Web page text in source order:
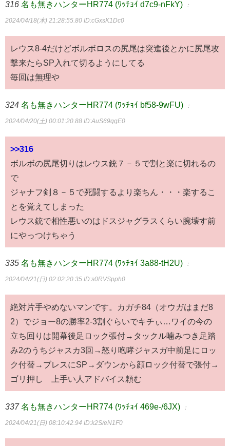
316 名も無きハンターHR774 (ﾜｯﾁｮｲ d7c9-nFkY) ：
2024/04/18(木) 21:28:55.80 ID:cGxsK1Dc0
レウス8-4だけどボルボロスの尻尾は突進後とかに尻尾攻
撃来たらSP入れて切るようにしてる
毎回は無理や
324 名も無きハンターHR774 (ﾜｯﾁｮｲ bf58-9wFU) ：
2024/04/20(土) 00:01:20.88 ID:AuS69qgE0
>>316
ボルボの尻尾切りはレウス銃７－５で割と楽に切れるの
で
ジャナフ剣８－５で死闘するより楽ちん・・・楽するこ
とを覚えてしまった
レウス銃で相性悪いのはドスジャグラスくらい腕壊す前
にやっつけちゃう
335 名も無きハンターHR774 (ﾜｯﾁｮｲ 3a88-tH2U) ：
2024/04/21(日) 02:02:20.35 ID:s0RVSpph0
絶対片手やめないマンです。カガチ84（オウガはまだ8
2）でジョー8の勝率2-3割ぐらいでキチぃ…ワイの今の
立ち回りは開幕後足ロック張付→タックル噛みつき足踏
み2のうちジャスカ3回→怒り咆哮ジャスガ中前足にロッ
ク付替→ブレスにSP→ダウンから顔ロック付替で張付→
ゴリ押し 上手い人アドバイス頼む
337 名も無きハンターHR774 (ﾜｯﾁｮｲ 469e-/6JX) ：
2024/04/21(日) 08:10:42.94 ID:k2S/eN1F0